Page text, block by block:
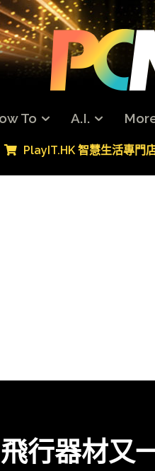
To A.I.
PlayIT.HK 智慧生活專門
飛行器材